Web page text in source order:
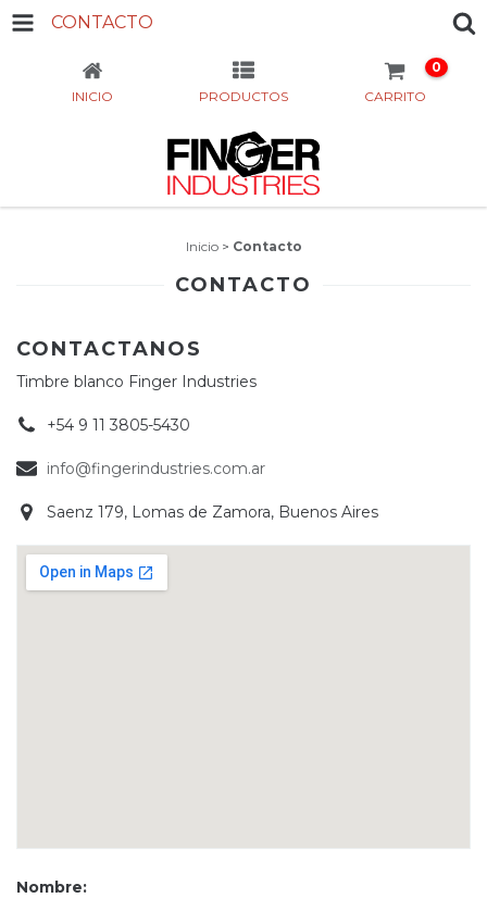
CONTACTO
INICIO PRODUCTOS CARRITO
0
Inicio > Contacto
CONTACTO
CONTACTANOS
Timbre blanco Finger Industries
+54 9 11 3805-5430
info@fingerindustries.com.ar
Saenz 179, Lomas de Zamora, Buenos Aires
Nombre: